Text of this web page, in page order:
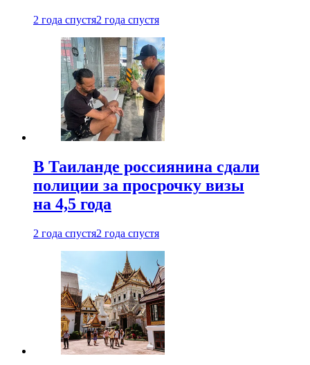
2 года спустя2 года спустя
В Таиланде россиянина сдали
полиции за просрочку визы
на 4,5 года
2 года спустя2 года спустя